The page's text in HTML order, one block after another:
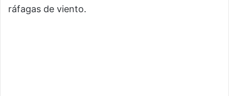
ráfagas de viento.